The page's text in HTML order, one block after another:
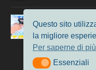
Giochi del
9 Lug 2026
Nuoto
Questo sito
la migliore
Per saperne di più
EssenzialiEssenziali